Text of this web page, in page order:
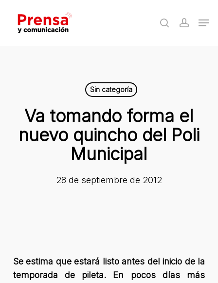
main
search
Sin categoría
Va tomando forma el
nuevo quincho del Poli
Municipal
28 de septiembre de 2012
Se estima que estará listo antes del inicio de la
temporada de pileta. En pocos días más